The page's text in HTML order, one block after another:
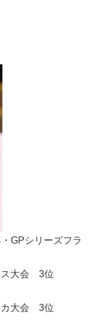
GPシリーズフラ
大会 3位
大会 3位